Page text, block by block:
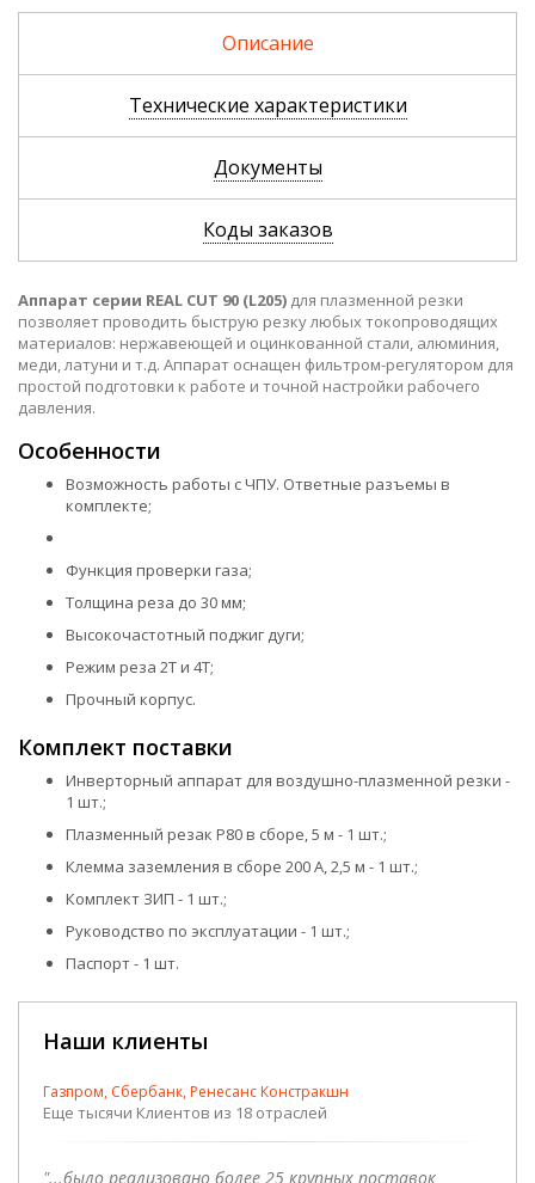
Описание
Технические характеристики
Документы
Коды заказов
Аппарат серии REAL CUT 90 (L205) для плазменной резки
позволяет проводить быструю резку любых токопроводящих
материалов: нержавеющей и оцинкованной стали, алюминия,
меди, латуни и т.д. Аппарат оснащен фильтром-регулятором для
простой подготовки к работе и точной настройки рабочего
давления.
Особенности
Возможность работы с ЧПУ. Ответные разъемы в
комплекте;
Функция проверки газа;
Толщина реза до 30 мм;
Высокочастотный поджиг дуги;
Режим реза 2Т и 4Т;
Прочный корпус.
Комплект поставки
Инверторный аппарат для воздушно-плазменной резки -
1 шт.;
Плазменный резак P80 в сборе, 5 м - 1 шт.;
Клемма заземления в сборе 200 А, 2,5 м - 1 шт.;
Комплект ЗИП - 1 шт.;
Руководство по эксплуатации - 1 шт.;
Паспорт - 1 шт.
Наши клиенты
Газпром, Сбербанк, Ренесанс Констракшн
Еще тысячи Клиентов из 18 отраслей
"...было реализовано более 25 крупных поставок